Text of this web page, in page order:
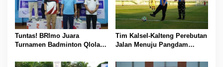
Tuntas! BRImo Juara
Turnamen Badminton Qlola
Banjarmasin
Tim Kalsel-Kalteng Perebutan
Jalan Menuju Pangdam
Banjarmasin